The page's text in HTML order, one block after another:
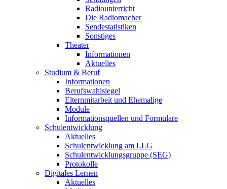
Radiounterricht
Die Radiomacher
Sendestatistiken
Sonstiges
Theater
Informationen
Aktuelles
Studium & Beruf
Informationen
Berufswahlsiegel
Elternmitarbeit und Ehemalige
Module
Informationsquellen und Formulare
Schulentwicklung
Aktuelles
Schulentwicklung am LLG
Schulentwicklungsgruppe (SEG)
Protokolle
Digitales Lernen
Aktuelles